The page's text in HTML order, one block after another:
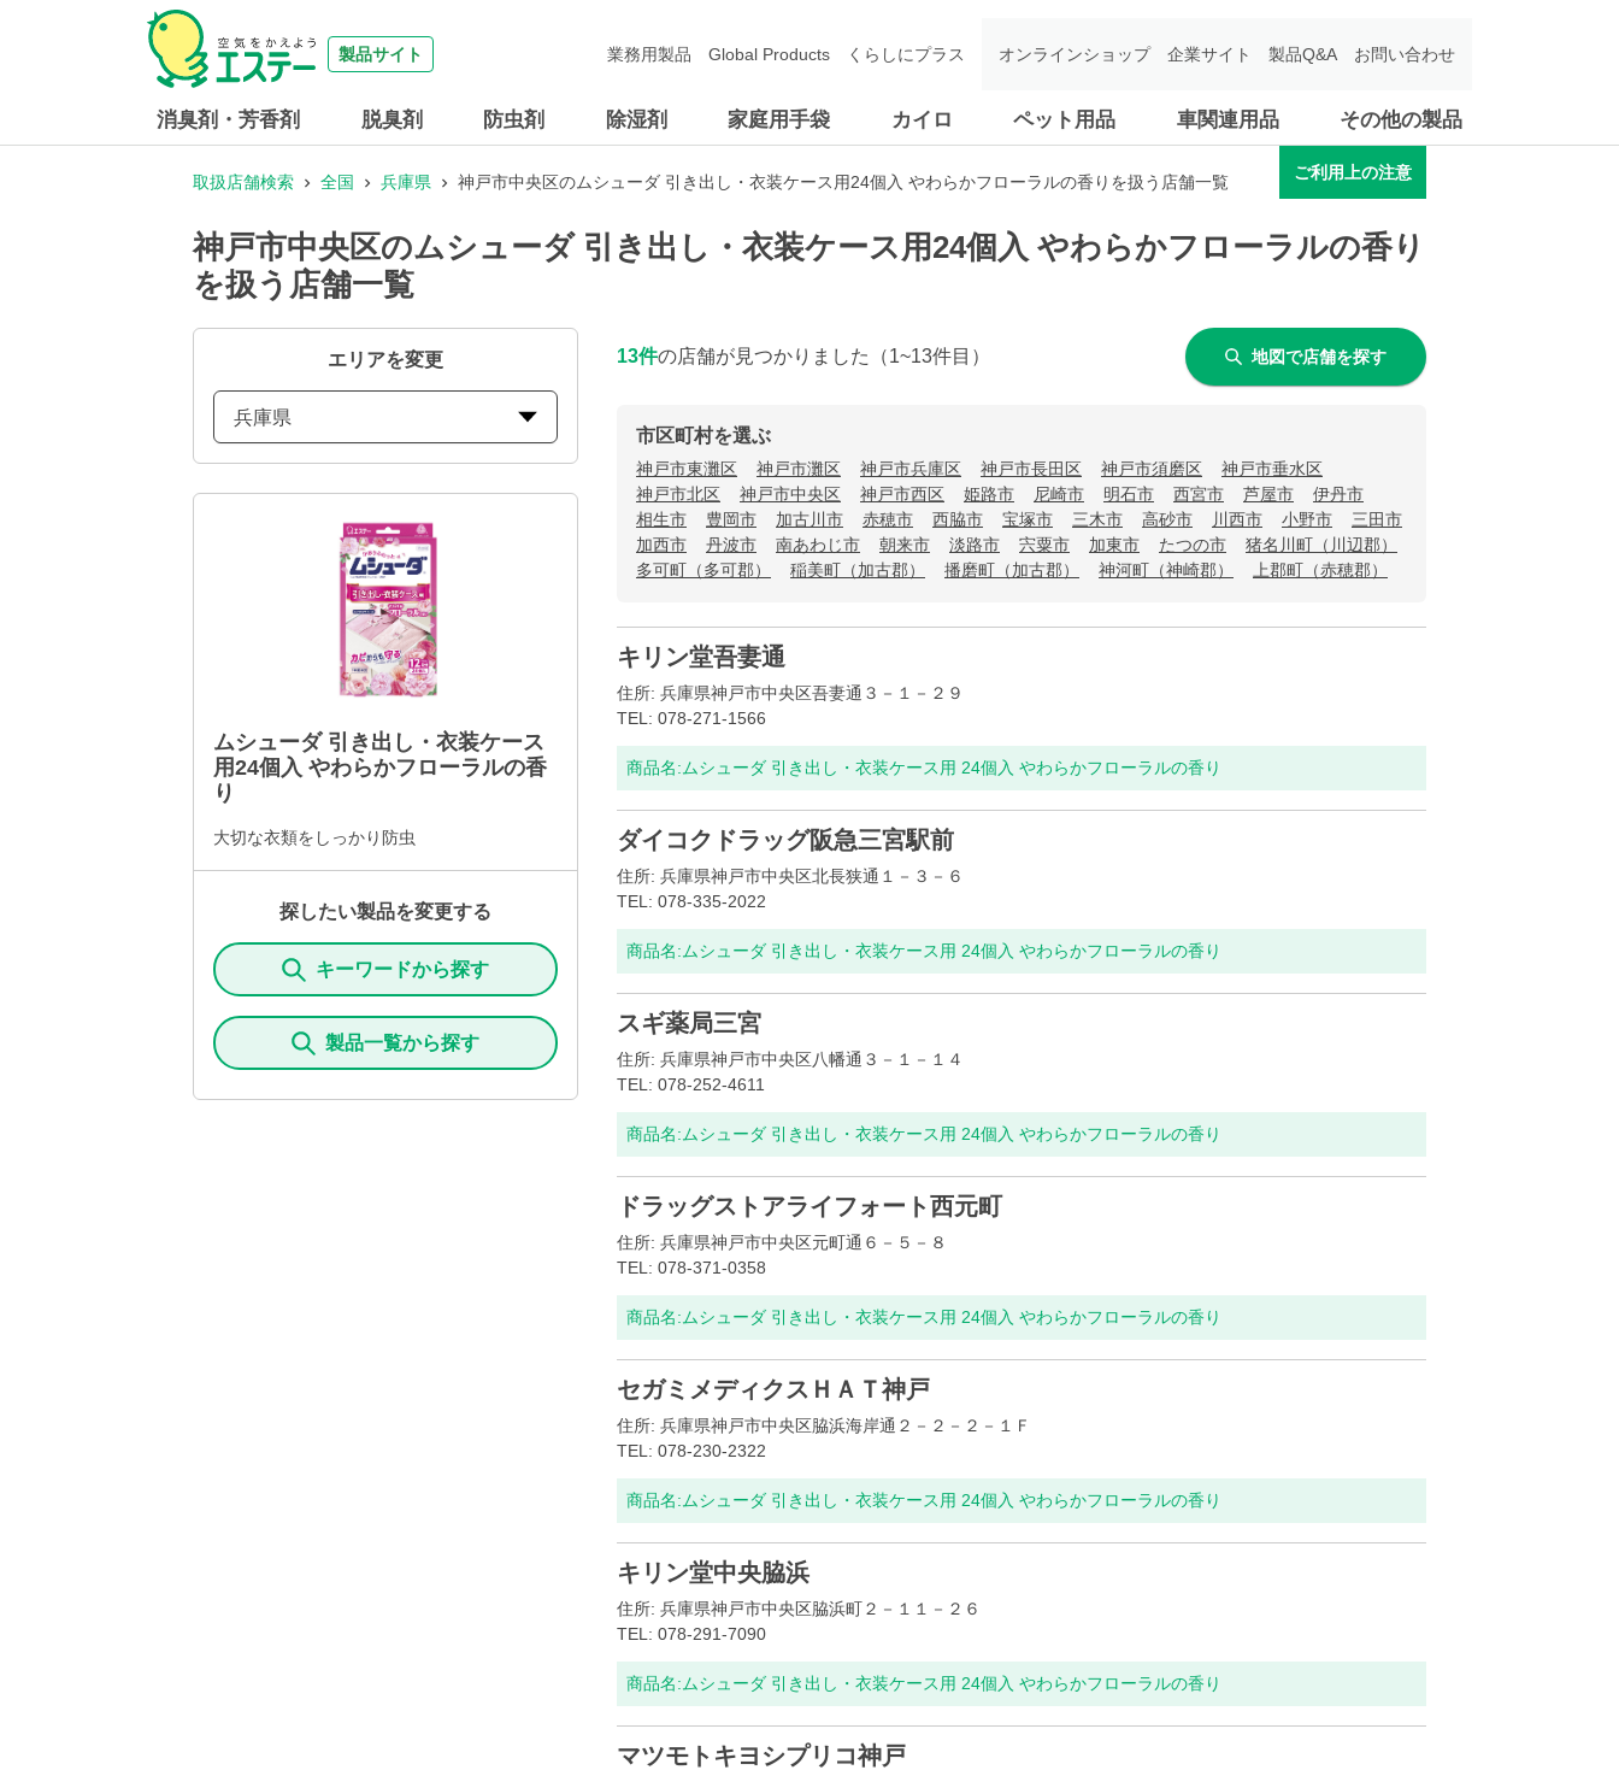
製品サイト
消臭剤・芳香剤 脱臭剤 防虫剤 除湿剤 家庭用手袋 カイロ ペット用品 車関連用品 その他の製品
業務用製品 Global Products くらしにプラス オンラインショップ 企業サイト 製品Q&A お問い合わせ
取扱店舗検索 全国 兵庫県 神戸市中央区のムシューダ 引き出し・衣装ケース用24個入 やわらかフローラルの香りを扱う店舗一覧
ご利用上の注意
神戸市中央区のムシューダ 引き出し・衣装ケース用24個入 やわらかフローラルの香り
を扱う店舗一覧
エリアを変更
兵庫県
ムシューダ 引き出し・衣装ケース
用24個入 やわらかフローラルの香
り
大切な衣類をしっかり防虫
探したい製品を変更する
キーワードから探す
製品一覧から探す
13件の店舗が見つかりました （1~13件目） 地図で店舗を探す
市区町村を選ぶ
神戸市東灘区 神戸市灘区 神戸市兵庫区 神戸市長田区 神戸市須磨区
神戸市垂水区
神戸市北区
神戸市中央区 神戸市西区 姫路市 尼崎市 明石市 西宮市 芦屋市
伊丹市
相生市
豊岡市 加古川市 赤穂市 西脇市 宝塚市 三木市 高砂市 川西市 小野市
三田市
加西市
丹波市 南あわじ市 朝来市 淡路市 宍粟市 加東市 たつの市
猪名川町（川辺郡）
多可町（多可郡）
稲美町（加古郡） 播磨町（加古郡） 神河町（神崎郡） 上郡町（赤穂郡）
キリン堂吾妻通
住所: 兵庫県神戸市中央区吾妻通３－１－２９
TEL: 078-271-1566
商品名: ムシューダ 引き出し・衣装ケース用 24個入 やわらかフローラルの香り
ダイコクドラッグ阪急三宮駅前
住所: 兵庫県神戸市中央区北長狭通１－３－６
TEL: 078-335-2022
商品名: ムシューダ 引き出し・衣装ケース用 24個入 やわらかフローラルの香り
スギ薬局三宮
住所: 兵庫県神戸市中央区八幡通３－１－１４
TEL: 078-252-4611
商品名: ムシューダ 引き出し・衣装ケース用 24個入 やわらかフローラルの香り
ドラッグストアライフォート西元町
住所: 兵庫県神戸市中央区元町通６－５－８
TEL: 078-371-0358
商品名: ムシューダ 引き出し・衣装ケース用 24個入 やわらかフローラルの香り
セガミメディクスＨＡＴ神戸
住所: 兵庫県神戸市中央区脇浜海岸通２－２－２－１Ｆ
TEL: 078-230-2322
商品名: ムシューダ 引き出し・衣装ケース用 24個入 やわらかフローラルの香り
キリン堂中央脇浜
住所: 兵庫県神戸市中央区脇浜町２－１１－２６
TEL: 078-291-7090
商品名: ムシューダ 引き出し・衣装ケース用 24個入 やわらかフローラルの香り
マツモトキヨシプリコ神戸